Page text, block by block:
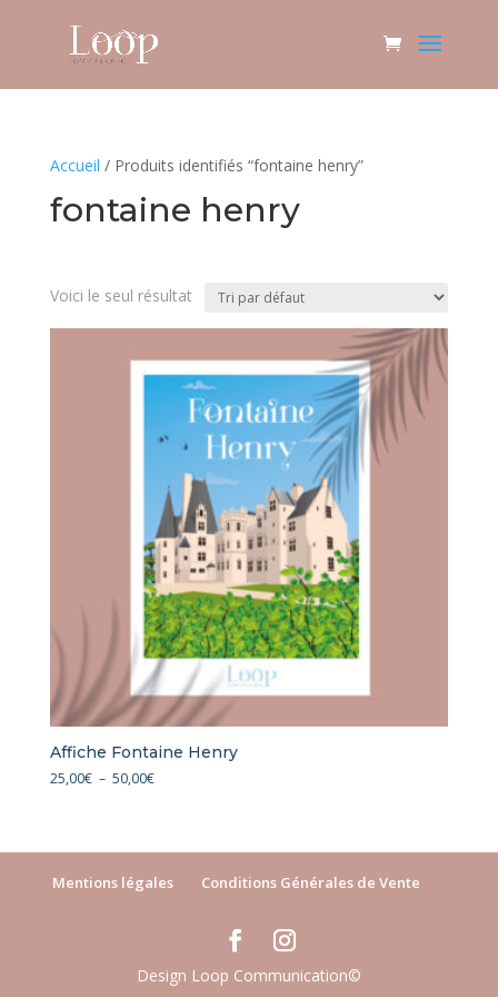
Accueil / Produits identifiés “fontaine henry”
fontaine henry
Voici le seul résultat
Affiche Fontaine Henry
25,00€ – 50,00€Plage
50,00€
Mentions légales Conditions Générales de Vente
Design Loop Communication©